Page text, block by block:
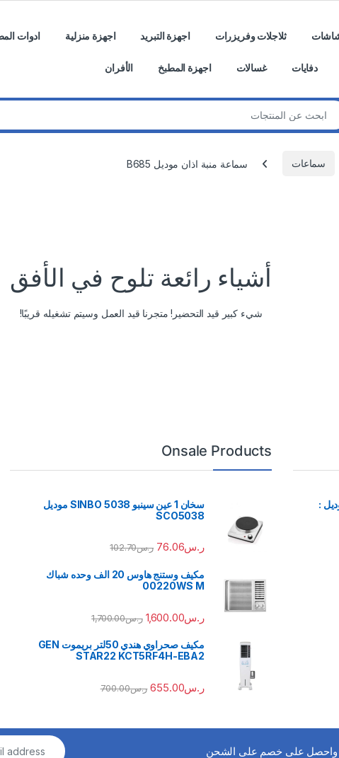
ثلاجلات وفريزرات اجهزة التبريد اجهزة منزلية ادوات
دفايات غسالات اجهزة المطبخ الأفران
Search
سماعات سماعة منبة اذان موديل B685
أشياء رائعة تلوح في الأفق
شيء كبير قيد التحضير! متجرنا قيد العمل وسيتم تشغيله قريبًا!
4كيه موديل :
Onsale Products
سخان 1 عين سينبو 5038 SINBO موديل
SCO5038
ر.س76.06 ر.س102.70
مكيف وستنج هاوس 20 الف وحده شباك
00220WS M
ر.س1,600.00 ر.س1,700.00
مكيف صحراوي هندي 50لتر بريموت GEN
STAR22 KCT5RF4H-EBA2
ر.س655.00 ر.س700.00
واحصل على خصم على الشحن